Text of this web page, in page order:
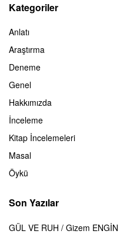
Kategoriler
Anlatı
Araştırma
Deneme
Genel
Hakkımızda
İnceleme
Kitap İncelemeleri
Masal
Öykü
Son Yazılar
GÜL VE RUH / Gizem ENGİN